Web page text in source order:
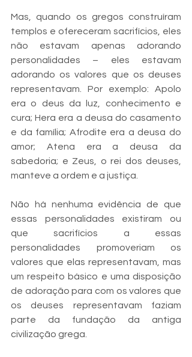
Mas, quando os gregos construíram
templos e ofereceram sacrifícios, eles
não estavam apenas adorando
personalidades – eles estavam
adorando os valores que os deuses
representavam. Por exemplo: Apolo
era o deus da luz, conhecimento e
cura; Hera era a deusa do casamento
e da família; Afrodite era a deusa do
amor; Atena era a deusa da
sabedoria; e Zeus, o rei dos deuses,
manteve a ordem e a justiça.
Não há nenhuma evidência de que
essas personalidades existiram ou
que sacrifícios a essas
personalidades promoveriam os
valores que elas representavam, mas
um respeito básico e uma disposição
de adoração para com os valores que
os deuses representavam faziam
parte da fundação da antiga
civilização grega.